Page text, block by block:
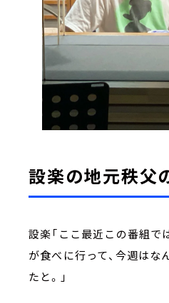
設楽の地元秩父
設楽「ここ最近この番組
が食べに行って、今週は
たと。」